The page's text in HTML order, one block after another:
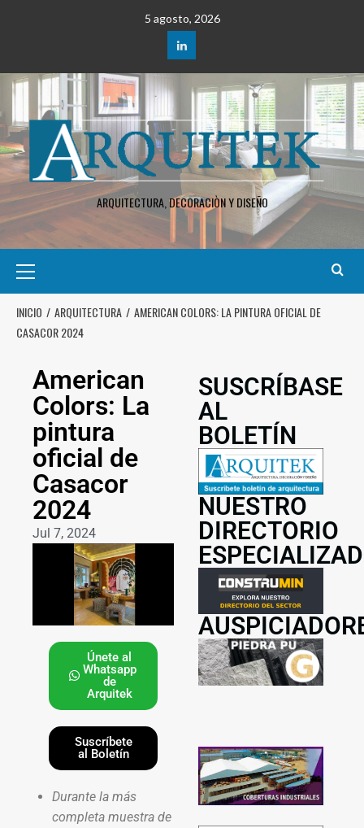
5 agosto, 2026
ARQUITECTURA, DECORACIÒN Y DISEÑO
INICIO ARQUITECTURA
AMERICAN COLORS: LA PINTURA OFICIAL DE
CASACOR 2024
American
Colors: La
pintura
oficial de
Casacor
2024
Jul 7, 2024
Únete al
Whatsapp
de
Arquitek
Suscríbete
al Boletín
Durante la más
completa muestra de
SUSCRÍBASE
AL
BOLETÍN
NUESTRO
DIRECTORIO